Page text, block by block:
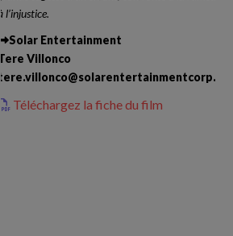
à l’injustice.
Solar Entertainment
Tere Villonco
tere.villonco@solarentertainmentcorp.com
Téléchargez la fiche du film